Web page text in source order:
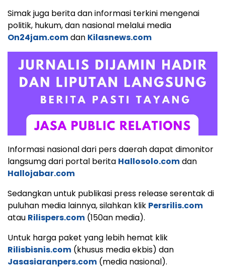
Simak juga berita dan informasi terkini mengenai
politik, hukum, dan nasional melalui media
On24jam.comdan Kilasnews.com
Informasi nasional dari pers daerah dapat dimonitor
langsumg dari portal berita Hallosolo.comdan
Hallojabar.com
Sedangkan untuk publikasi press release serentak di
puluhan media lainnya, silahkan klik Persrilis.com
atau Rilispers.com (150an media).
Untuk harga paket yang lebih hemat klik
Rilisbisnis.com (khusus media ekbis) dan
Jasasiaranpers.com (media nasional).